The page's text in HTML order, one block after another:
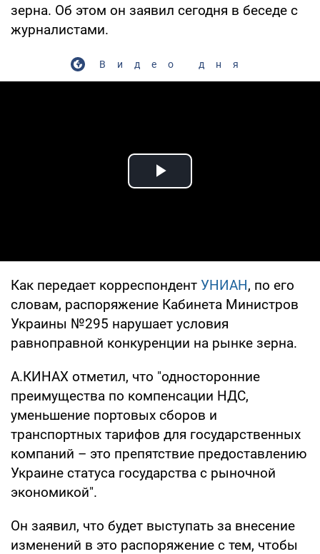
зерна. Об этом он заявил сегодня в беседе с
журналистами.
Видео дня
Play Video
Как передает корреспондент УНИАН, по его
словам, распоряжение Кабинета Министров
Украины №295 нарушает условия
равноправной конкуренции на рынке зерна.
А.КИНАХ отметил, что "односторонние
преимущества по компенсации НДС,
уменьшение портовых сборов и
транспортных тарифов для государственных
компаний – это препятствие предоставлению
Украине статуса государства с рыночной
экономикой".
Он заявил, что будет выступать за внесение
изменений в это распоряжение с тем, чтобы